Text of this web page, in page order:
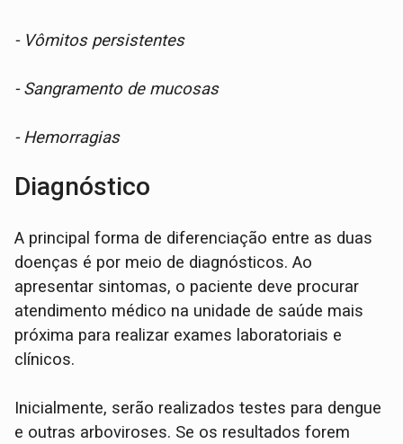
- Vômitos persistentes
- Sangramento de mucosas
- Hemorragias
Diagnóstico
A principal forma de diferenciação entre as duas
doenças é por meio de diagnósticos. Ao
apresentar sintomas, o paciente deve procurar
atendimento médico na unidade de saúde mais
próxima para realizar exames laboratoriais e
clínicos.
Inicialmente, serão realizados testes para dengue
e outras arboviroses. Se os resultados forem